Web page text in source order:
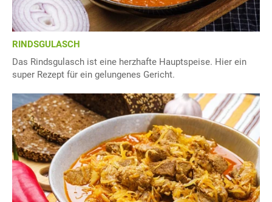
RINDSGULASCH
Das Rindsgulasch ist eine herzhafte Hauptspeise. Hier ein
super Rezept für ein gelungenes Gericht.